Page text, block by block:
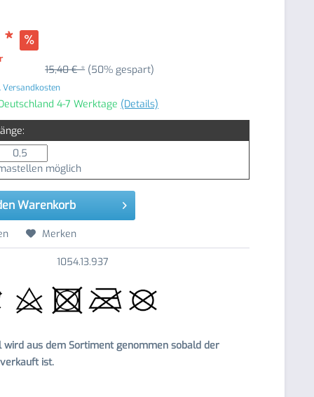
*
15,40 € * (50% gespart)
Versandkosten
4-7 Werktage (Details)
möglich
Warenkorb
Merken
1054.13.937
wird aus dem Sortiment genommen sobald der
ist.